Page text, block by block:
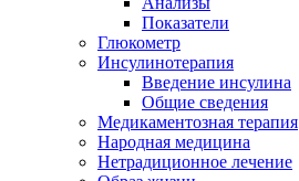
Показатели
Глюкометр
Инсулинотерапия
Введение инсулина
Общие сведения
Медикаментозная терапия
Народная медицина
Нетрадиционное лечение